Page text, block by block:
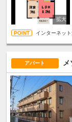
インターネッ
アパート